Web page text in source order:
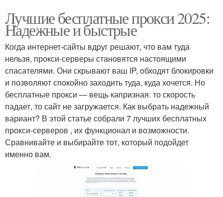
Лучшие бесплатные прокси 2025:
Надежные и быстрые
Когда интернет-сайты вдруг решают, что вам туда
нельзя, прокси-серверы становятся настоящими
спасателями. Они скрывают ваш IP, обходят блокировки
и позволяют спокойно заходить туда, куда хочется. Но
бесплатные прокси — вещь капризная: то скорость
падает, то сайт не загружается. Как выбрать надежный
вариант? В этой статье собрали 7 лучших бесплатных
прокси-серверов , их функционал и возможности.
Сравнивайте и выбирайте тот, который подойдет
именно вам.